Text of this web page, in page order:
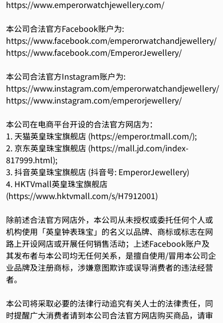
https://www.emperorwatchjewellery.com/
本公司合法官方Facebook账户为:
https://www.facebook.com/emperorwatchandjewellery/
https://www.facebook.com/EmperorJewellery/
本公司合法官方Instagram账户为:
https://www.instagram.com/emperorwatchandjewellery/
https://www.instagram.com/emperorjewellery/
本公司在电商平台开设的合法官方网店为：
1. 天猫英皇珠宝旗舰店 (https://emperor.tmall.com/);
2. 京东英皇珠宝旗舰店 (https://mall.jd.com/index-
817999.html);
3. 抖音英皇珠宝旗舰店 (抖音号: EmperorJewellery)
4. ⁠HKTVmall英皇珠宝旗舰店
(https://www.hktvmall.com/s/H7912001)
除前述合法官方网店外，本公司从未授权或委托任何个人或
机构使用「英皇钟表珠宝」的名义以品牌、商标或标志在网
路上开设网店或开展任何销售活动；上述Facebook账户及
其发布者与本公司均无任何关系，是擅自使用/冒用本公司企
业品牌及注册商标，涉嫌意图欺诈或误导消费者的违法经营
者。
本公司将采取必要的法律行动追究有关人士的法律责任，同
时提醒广大消费者请到本公司合法官方网店购买商品，请审